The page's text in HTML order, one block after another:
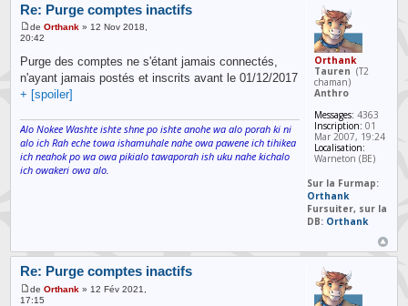
Re: Purge comptes inactifs
deOrthank » 12 Nov 2018,
20:42
Purge des comptes ne s'étant jamais connectés,
n'ayant jamais postés et inscrits avant le 01/12/2017
+ [spoiler]
Alo Nokee Washte ishte shne po ishte anohe wa alo porah ki ni
alo ich Rah eche towa ishamuhale nahe owa pawene ich tihikea
ich neahok po wa owa pikialo tawaporah ish uku nahe kichalo
ich owakeri owa alo.
Orthank
Tauren (T2
chaman)
Anthro
Messages: 4363
Inscription: 01
Mar 2007, 19:24
Localisation:
Warneton (BE)
Sur la Furmap:
Orthank
Fursuiter, sur la
DB: Orthank
Re: Purge comptes inactifs
deOrthank » 12 Fév 2021,
17:15